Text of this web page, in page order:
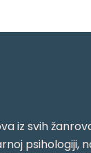
iz svih
psihologiji,